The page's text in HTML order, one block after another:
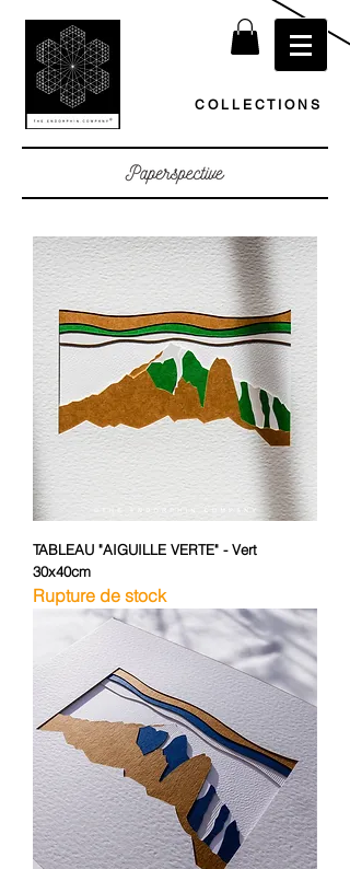
C O L L E C T I O N S
TABLEAU "AIGUILLE VERTE" - Vert
30x40cm
Rupture de stock